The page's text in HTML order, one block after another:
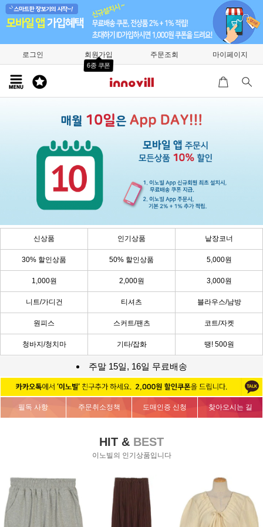
로그인 회원가입
6종 쿠폰
주문조회 마이페이지
신상품 인기상품 낱장코너
30% 할인상품 50% 할인상품 5,000원
1,000원 2,000원 3,000원
니트/가디건 티셔츠 블라우스/남방
원피스 스커트/팬츠 코트/자켓
청바지/청치마 기타/잡화 땡! 500원
주말 15일, 16일 무료배송
필독 사항 주문취소정책 도매인증 신청 찾아오시는 길
HIT & BEST
이노빌의 인기상품입니다